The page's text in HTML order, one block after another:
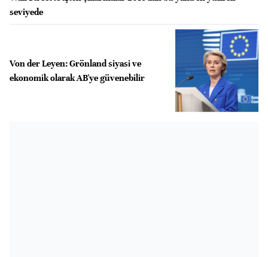
seviyede
Von der Leyen: Grönland siyasi ve
ekonomik olarak AB'ye güvenebilir